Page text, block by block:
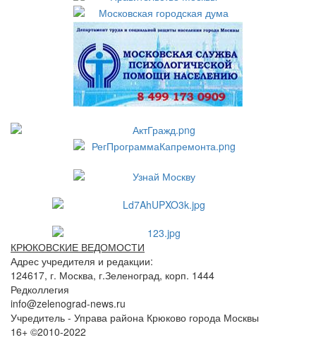
КРЮКОВСКИЕ ВЕДОМОСТИ
Адрес учредителя и редакции:
124617, г. Москва, г.Зеленоград, корп. 1444
Редколлегия
info@zelenograd-news.ru
Учредитель - Управа района Крюково города Москвы
16+ ©2010-2022